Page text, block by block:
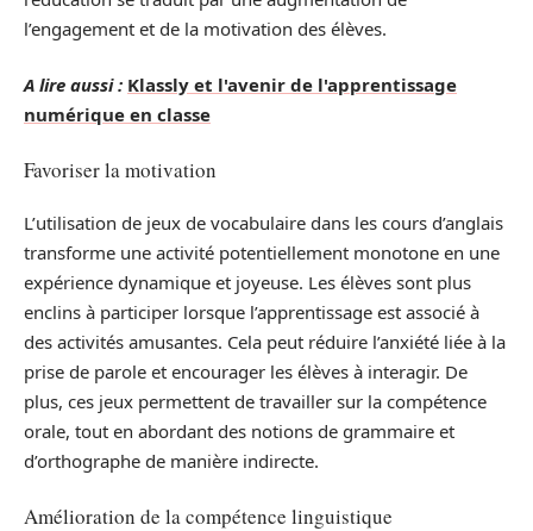
l’engagement et de la motivation des élèves.
A lire aussi : Klassly et l'avenir de l'apprentissage
numérique en classe
Favoriser la motivation
L’utilisation de jeux de vocabulaire dans les cours d’anglais
transforme une activité potentiellement monotone en une
expérience dynamique et joyeuse. Les élèves sont plus
enclins à participer lorsque l’apprentissage est associé à
des activités amusantes. Cela peut réduire l’anxiété liée à la
prise de parole et encourager les élèves à interagir. De
plus, ces jeux permettent de travailler sur la compétence
orale, tout en abordant des notions de grammaire et
d’orthographe de manière indirecte.
Amélioration de la compétence linguistique